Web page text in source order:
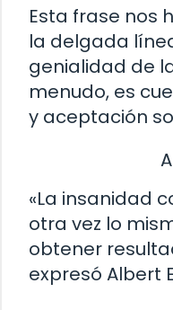
Esta frase nos
la delgada
genialidad de
menudo, es
y aceptación
«La insanidad
otra vez lo
obtener
expresó Albert